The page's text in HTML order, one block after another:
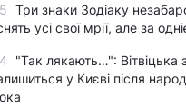
Три знаки Зодіаку
усі свої мрії, але за
"Так лякають…": Вітвіцька
у Києві після